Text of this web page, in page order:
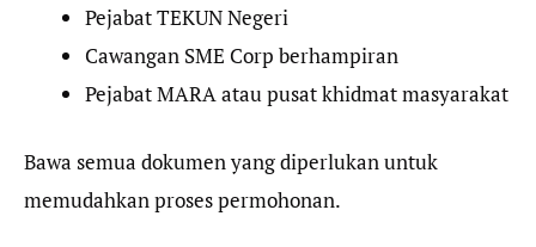
Pejabat TEKUN Negeri
Cawangan SME Corp berhampiran
Pejabat MARA atau pusat khidmat masyarakat
Bawa semua dokumen yang diperlukan untuk
memudahkan proses permohonan.